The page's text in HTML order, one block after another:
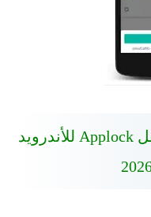
مميزات تنزيل تطبيق القفل Applock للأندرويد